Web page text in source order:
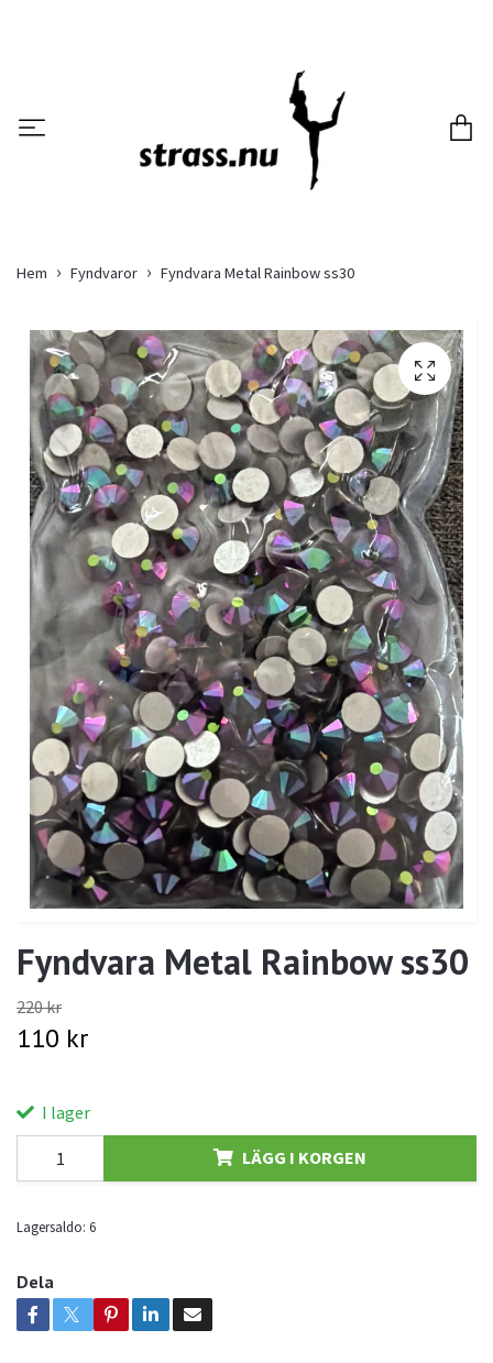
Hem Fyndvaror Fyndvara Metal Rainbow ss30
Fyndvara Metal Rainbow ss30
220 kr
110 kr
I lager
LÄGG I KORGEN
Lagersaldo: 6
Dela